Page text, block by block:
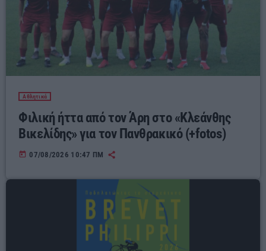
Αθλητικά
Φιλική ήττα από τον Άρη στο «Κλεάνθης
Βικελίδης» για τον Πανθρακικό (+fotos)
today 07/08/2026 10:47 ΠΜ